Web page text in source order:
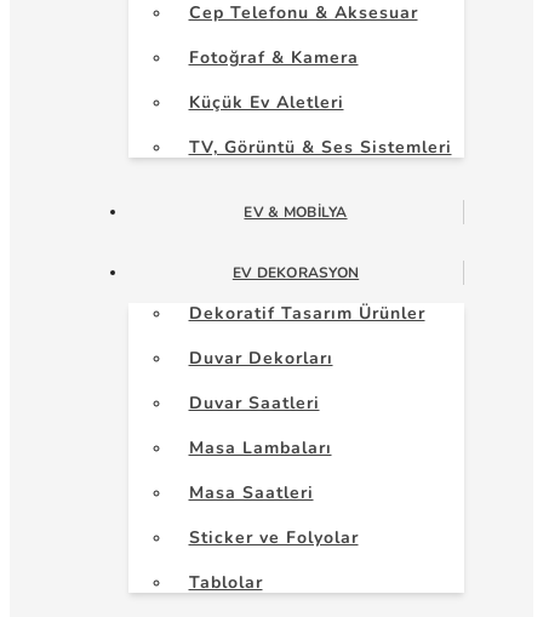
Cep Telefonu & Aksesuar
Fotoğraf & Kamera
Küçük Ev Aletleri
TV, Görüntü & Ses Sistemleri
EV & MOBILYA
EV DEKORASYON
Dekoratif Tasarım Ürünler
Duvar Dekorları
Duvar Saatleri
Masa Lambaları
Masa Saatleri
Sticker ve Folyolar
Tablolar